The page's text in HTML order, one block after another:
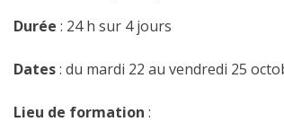
Durée : 24 h sur 4 jours
Dates: du mardi 22 au vendredi 25
Lieu de formation :